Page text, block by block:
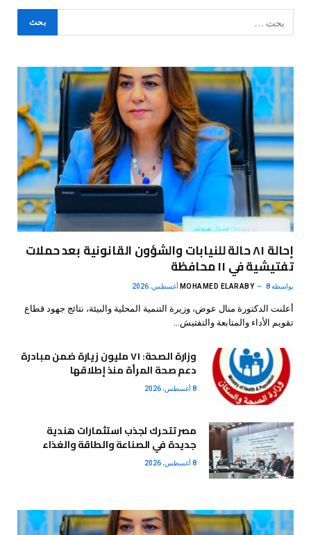
إحالة ٨١ حالة للنيابات والشؤون القانونية بعد حملات
تفتيشية في ١١ محافظة
بواسطة MOHAMED ELARABY 8 أغسطس، 2026
أعلنت الدكتورة منال عوض، وزيرة التنمية المحلية والبيئة، نتائج جهود قطاع
تقويم الأداء والمتابعة والتفتيش…
وزارة الصحة: ٧١ مليون زيارة ضمن مبادرة
دعم صحة المرأة منذ إطلاقها
8 أغسطس، 2026
مصر تتحرك لجذب استثمارات هندية
جديدة في الصناعة والطاقة والغذاء
8 أغسطس، 2026